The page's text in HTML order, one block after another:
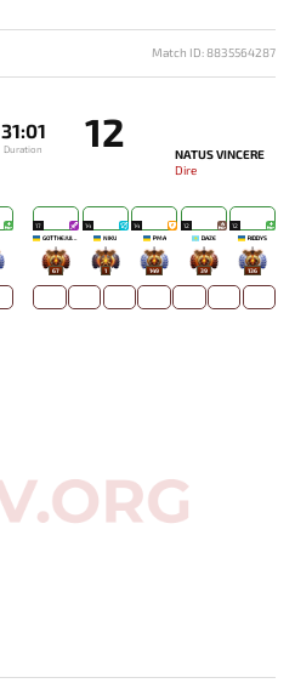
Match ID: 8835564287
31:01
Duration 12
NATUS VINCERE
Dire
17
GOTTHEJUICE
67
14
NIKU
1
14
PMA
149
12
DAZE
39
12
RIDDYS
136